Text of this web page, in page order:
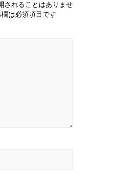
されることはありませ
は必須項目です